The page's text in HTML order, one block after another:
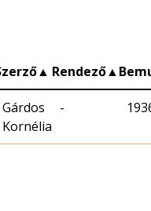
▲ Rendező▲
Gárdos
Kornélia
-